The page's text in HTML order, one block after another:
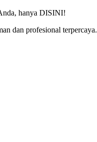
hanya DISINI!
dan profesional terpercaya.